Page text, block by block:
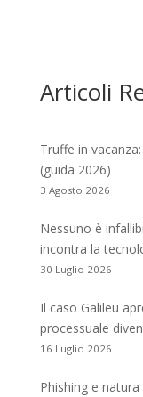
Articoli
Truffe in
(guida 2026)
3 Agosto 2026
Nessuno è
incontra la
30 Luglio 2026
Il caso Galileu
processuale
16 Luglio 2026
Phishing e